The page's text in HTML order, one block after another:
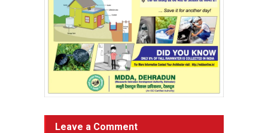
Leave a Comment